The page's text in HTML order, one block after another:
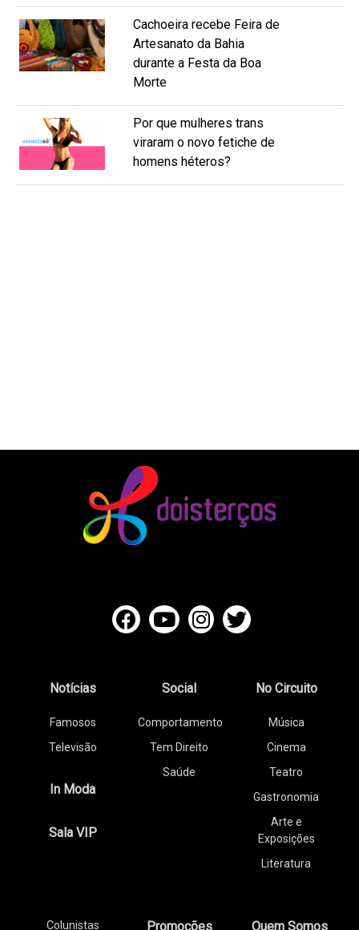
Cachoeira recebe Feira de
Artesanato da Bahia
durante a Festa da Boa
Morte
Por que mulheres trans
viraram o novo fetiche de
homens héteros?
Notícias
Famosos
Televisão
In Moda
Sala VIP
Social
Comportamento
Tem Direito
Saúde
No Circuito
Música
Cinema
Teatro
Gastronomia
Arte e
Exposições
Literatura
Colunistas Promoções Quem Somos